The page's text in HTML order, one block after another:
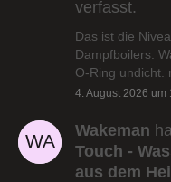
verfasst.
Das ist die
Dampfboilers.
O-Ring undicht.
4. August 2026 um
Wakeman
Touch -
aus dem